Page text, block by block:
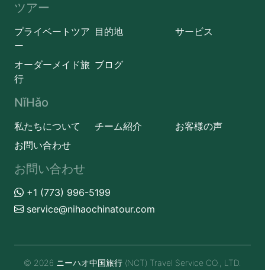
ツアー
プライベートツア
ー
目的地 サービス
オーダーメイド旅
行
ブログ
NǐHǎo
私たちについて チーム紹介
お客様の声
お問い合わせ
お問い合わせ
+1 (773) 996-5199
service@nihaochinatour.com
© 2026 ニーハオ中国旅行 (NCT) Travel Service CO., LTD.